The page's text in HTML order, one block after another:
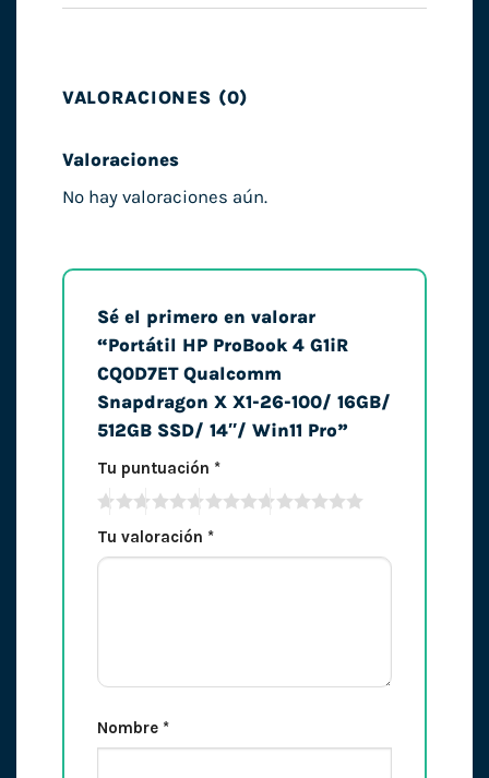
VALORACIONES (0)
Valoraciones
No hay valoraciones aún.
Sé el primero en valorar
“Portátil HP ProBook 4 G1iR
CQ0D7ET Qualcomm
Snapdragon X X1-26-100/ 16GB/
512GB SSD/ 14″/ Win11 Pro”
Tu puntuación *
Tu valoración *
Nombre *